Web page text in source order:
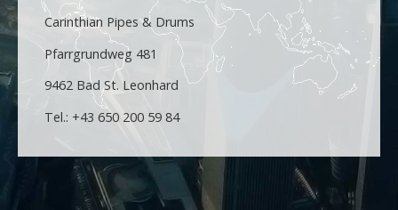
Carinthian Pipes & Drums
Pfarrgrundweg 481
9462 Bad St. Leonhard
Tel.: +43 650 200 59 84